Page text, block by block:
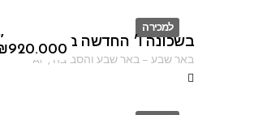
למכירה
ID
920.000
בשכונה ו׳ החדשה ברחוב
באר שבע–באר שבע והסביבה ,
AF